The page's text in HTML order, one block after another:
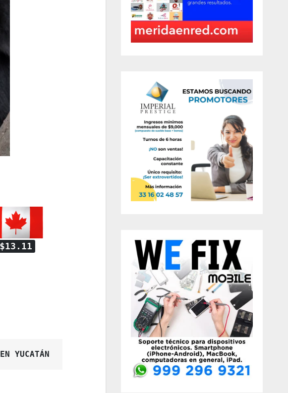
$13.11
YUCATÁN